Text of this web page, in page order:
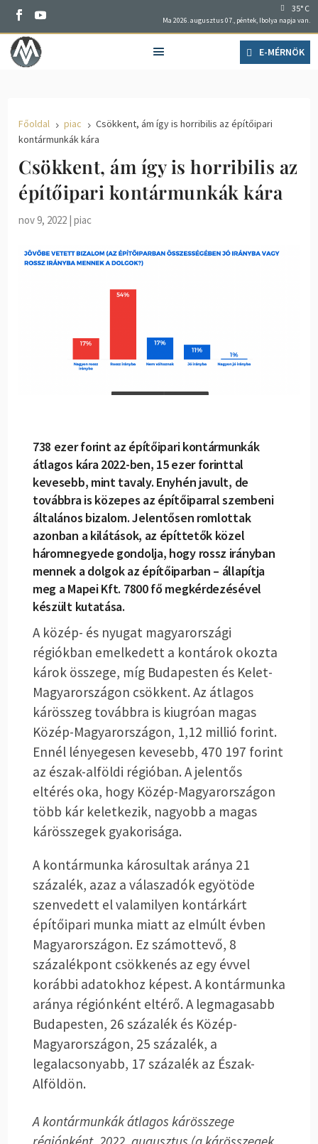
35° C
Ma 2026. augusztus 07., péntek, Ibolya napja van.
E-MÉRNÖK
Főoldal 5 piac 5 Csökkent, ám így is horribilis az építőipari
kontármunkák kára
Csökkent, ám így is horribilis az
építőipari kontármunkák kára
nov 9, 2022 |piac
738 ezer forint az építőipari kontármunkák
átlagos kára 2022-ben, 15 ezer forinttal
kevesebb, mint tavaly. Enyhén javult, de
továbbra is közepes az építőiparral szembeni
általános bizalom. Jelentősen romlottak
azonban a kilátások, az építtetők közel
háromnegyede gondolja, hogy rossz irányban
mennek a dolgok az építőiparban – állapítja
meg a Mapei Kft. 7800 fő megkérdezésével
készült kutatása.
A közép- és nyugat magyarországi
régiókban emelkedett a kontárok okozta
károk összege, míg Budapesten és Kelet-
Magyarországon csökkent. Az átlagos
kárösszeg továbbra is kiugróan magas
Közép-Magyarországon, 1,12 millió forint.
Ennél lényegesen kevesebb, 470 197 forint
az észak-alföldi régióban. A jelentős
eltérés oka, hogy Közép-Magyarországon
több kár keletkezik, nagyobb a magas
kárösszegek gyakorisága.
A kontármunka károsultak aránya 21
százalék, azaz a válaszadók egyötöde
szenvedett el valamilyen kontárkárt
építőipari munka miatt az elmúlt évben
Magyarországon. Ez számottevő, 8
százalékpont csökkenés az egy évvel
korábbi adatokhoz képest. A kontármunka
aránya régiónként eltérő. A legmagasabb
Budapesten, 26 százalék és Közép-
Magyarországon, 25 százalék, a
legalacsonyabb, 17 százalék az Észak-
Alföldön.
A kontármunkák átlagos kárösszege